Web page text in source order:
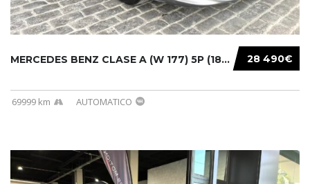
28 490€
MERCEDES BENZ CLASE A (W 177) 5P (18-) 2020....
69999 km AUTOMATICO